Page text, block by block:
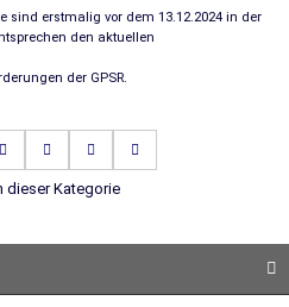
sind erstmalig vor dem 13.12.2024 in der
den aktuellen
der GPSR.
dieser Kategorie